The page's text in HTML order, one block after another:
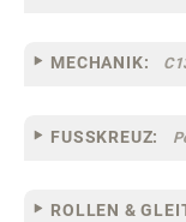
MECHANIK:
FUSSKREUZ:
ROLLEN &